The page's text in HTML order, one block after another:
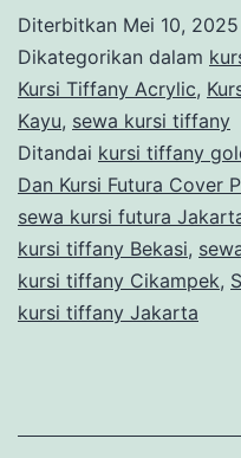
Diterbitkan Mei 10, 2025
Dikategorikan dalam
Kursi Tiffany Acrylic,
Kayu, sewa kursi tiffany
Ditandai kursi tiffany
Dan Kursi Futura Cover
sewa kursi futura
kursi tiffany Bekasi,
kursi tiffany Cikampek,
kursi tiffany Jakarta